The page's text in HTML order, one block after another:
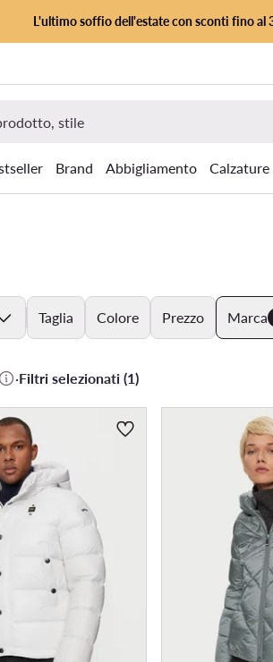
L'ultimo soffio dell'estate con sconti fino al
Brand Abbigliamento Calzature
Taglia Colore Prezzo Marca
·Filtri selezionati (1)